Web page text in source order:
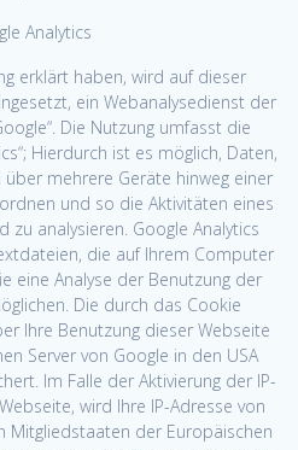
Analytics
erklärt haben, wird auf dieser
ein Webanalysedienst der
Die Nutzung umfasst die
Hierdurch ist es möglich, Daten,
mehrere Geräte hinweg einer
und so die Aktivitäten eines
zu analysieren. Google Analytics
die auf Ihrem Computer
eine Analyse der Benutzung der
Die durch das Cookie
Ihre Benutzung dieser Webseite
Server von Google in den USA
Im Falle der Aktivierung der IP-
wird Ihre IP-Adresse von
Mitgliedstaaten der Europäischen